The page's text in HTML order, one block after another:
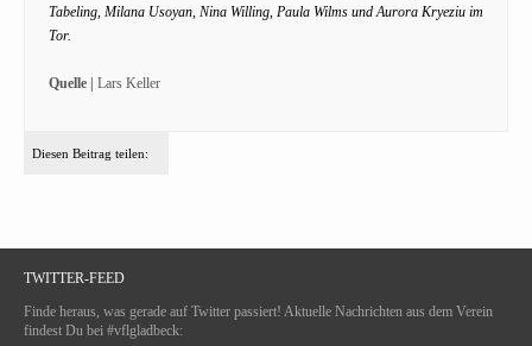
Tabeling, Milana Usoyan, Nina Willing, Paula Wilms und Aurora Kryeziu im
Tor.
Quelle | Lars Keller
Diesen Beitrag teilen:
TWITTER-FEED
Finde heraus, was gerade auf Twitter passiert! Aktuelle Nachrichten aus dem Verein
findest Du bei #vflgladbeck: